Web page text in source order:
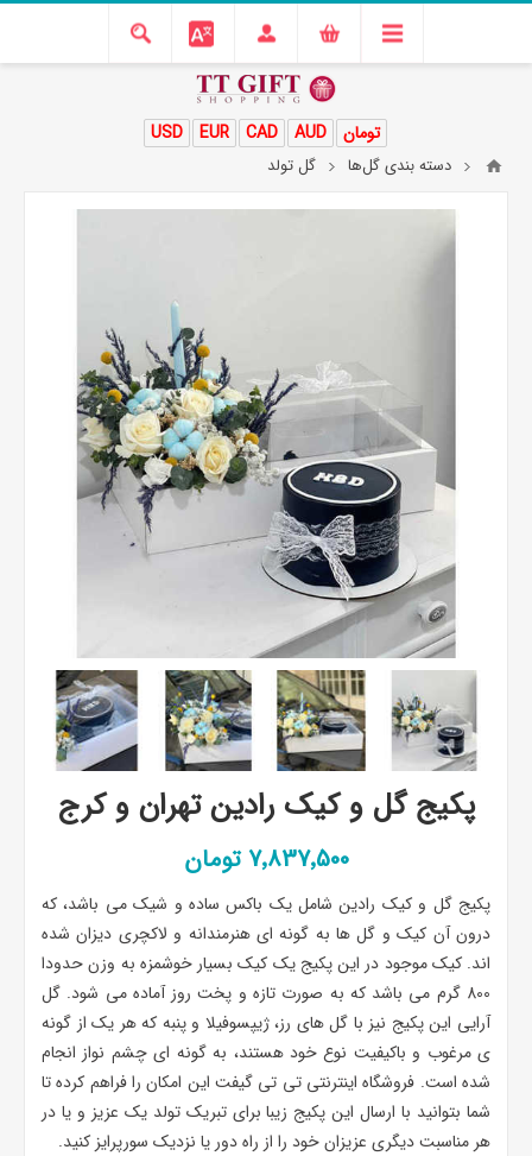
USD EUR CAD AUD تومان
دسته بندی گل‌ها گل تولد
پکیج گل و کیک رادین تهران و کرج
7٬837٬500 تومان
پکیج گل و کیک رادین شامل یک باکس ساده و شیک می باشد، که
درون آن کیک و گل ها به گونه ای هنرمندانه و لاکچری دیزان شده
اند. کیک موجود در این پکیج یک کیک بسیار خوشمزه به وزن حدودا
800 گرم می باشد که به صورت تازه و پخت روز آماده می شود. گل
آرایی این پکیج نیز با گل های رز، ژیپسوفیلا و پنبه که هر یک از گونه
ی مرغوب و باکیفیت نوع خود هستند، به گونه ای چشم نواز انجام
شده است. فروشگاه اینترنتی تی تی گیفت این امکان را فراهم کرده تا
شما بتوانید با ارسال این پکیج زیبا برای تبریک تولد یک عزیز و یا در
هر مناسبت دیگری عزیزان خود را از راه دور یا نزدیک سورپرایز کنید.